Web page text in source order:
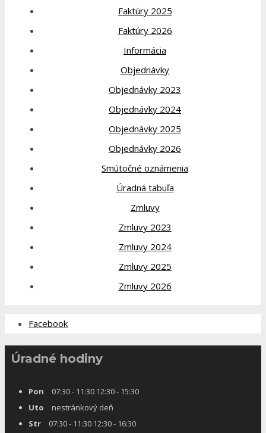
Faktúry 2025
Faktúry 2026
Informácia
Objednávky
Objednávky 2023
Objednávky 2024
Objednávky 2025
Objednávky 2026
Smútočné oznámenia
Úradná tabuľa
Zmluvy
Zmluvy 2023
Zmluvy 2024
Zmluvy 2025
Zmluvy 2026
Facebook
Úradné hodiny
Pon 07:30 - 11:30 12:30 - 15:30
Uto nestránkový deň
Str 07:30 - 11:30 12:30 - 16:30